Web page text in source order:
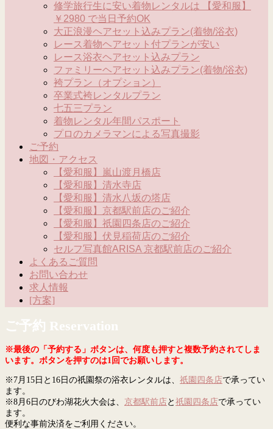
修学旅行生に安い着物レンタルは 【愛和服】
￥2980 で当日予約OK
大正浪漫ヘアセット込みプラン(着物/浴衣)
レース着物ヘアセット付プランが安い
レース浴衣ヘアセット込みプラン
ファミリーヘアセット込みプラン(着物/浴衣)
袴プラン（オプション）
卒業式袴レンタルプラン
七五三プラン
着物レンタル年間パスポート
プロのカメラマンによる写真撮影
ご予約
地図・アクセス
【愛和服】嵐山渡月橋店
【愛和服】清水寺店
【愛和服】清水八坂の塔店
【愛和服】京都駅前店のご紹介
【愛和服】祇園四条店のご紹介
【愛和服】伏見稲荷店のご紹介
セルフ写真館ARISA 京都駅前店のご紹介
よくあるご質問
お問い合わせ
求人情報
[方案]
ご予約 Reservation
※最後の「予約する」ボタンは、何度も押すと複数予約されてしま
います。ボタンを押すのは1回でお願いします。
※7月15日と16日の祇園祭の浴衣レンタルは、 祇園四条店で承ってい
ます。
※8月6日のびわ湖花火大会は、 京都駅前店 と 祇園四条店で承ってい
ます。
便利な事前決済をご利用ください。